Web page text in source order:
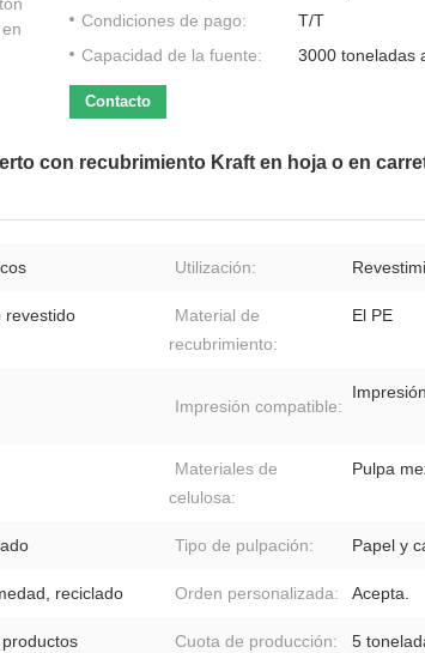
Condiciones de pago:
T/T
Capacidad de la fuente:
3000 toneladas
Contacto
con recubrimiento Kraft en hoja o en
Utilización:
revestido
Material de
recubrimiento:
El PE
Impresión compatible:
Materiales de
celulosa:
Pulpa
Tipo de pulpación: Papel y
reciclado Orden personalizada: Acepta.
Cuota de producción: 5